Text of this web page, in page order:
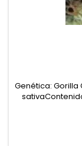
Genética: Gorilla
semanas
g/
principios-
interior; hasta